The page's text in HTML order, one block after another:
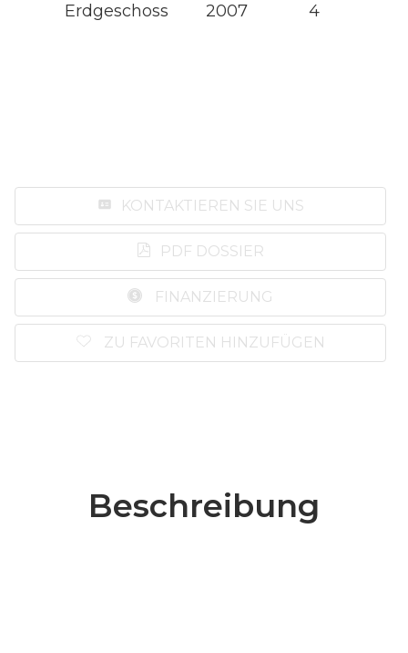
KONTAKTIEREN SIE UNS
PDF DOSSIER
FINANZIERUNG
ZU FAVORITEN HINZUFÜGEN
Erdgeschoss 2007 4
Beschreibung